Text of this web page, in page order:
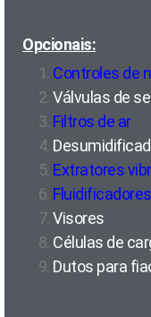
Opcionais:
Controles de
Válvulas de
Filtros de ar
Extratores
Fluidificadores
Visores
Células de
Dutos para